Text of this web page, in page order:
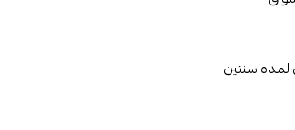
لمده سنتين